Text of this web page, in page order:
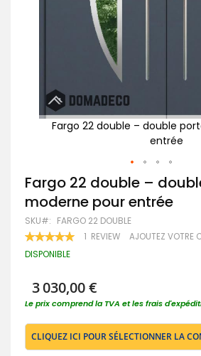
Fargo 22 double – double
entrée
Passer
au
début
de
la
Galerie
d’images
Fargo 22 double –
moderne pour entrée
SKU FARGO 22 DOUBLE
RATING: 1 REVIEW AJOUTEZ VOTRE
DISPONIBLE
3 030,00 €
Le prix comprend la TVA et les frais
CLIQUEZ ICI POUR SÉLECTIONNER LA